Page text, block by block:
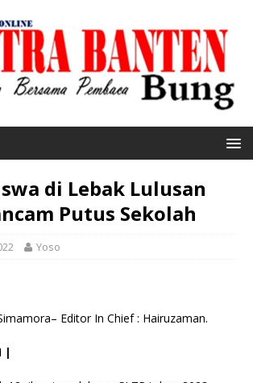
di Lebak Lulusan
Putus Sekolah
Yoso
Editor In Chief : Hairuzaman.
|